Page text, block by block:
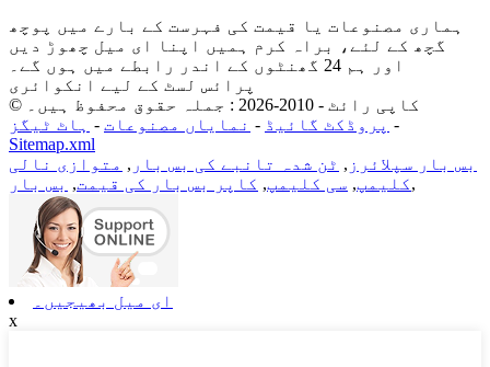
ہماری مصنوعات یا قیمت کی فہرست کے بارے میں پوچھ
گچھ کے لئے، براہ کرم ہمیں اپنا ای میل چھوڑ دیں
اور ہم 24 گھنٹوں کے اندر رابطے میں ہوں گے۔
پرائس لسٹ کے لیے انکوائری
© کاپی رائٹ - 2010-2026 : جملہ حقوق محفوظ ہیں۔
پروڈکٹ گائیڈ - نمایاں مصنوعات - ہاٹ ٹیگز
-
Sitemap.xml
بس بار سپلائرز , ٹن شدہ تانبے کی بس بار , متوازی نالی
کلیمپ, سی کلیمپ, کاپر بس بار کی قیمت, بس بار ,
ای میل بھیجیں۔
x